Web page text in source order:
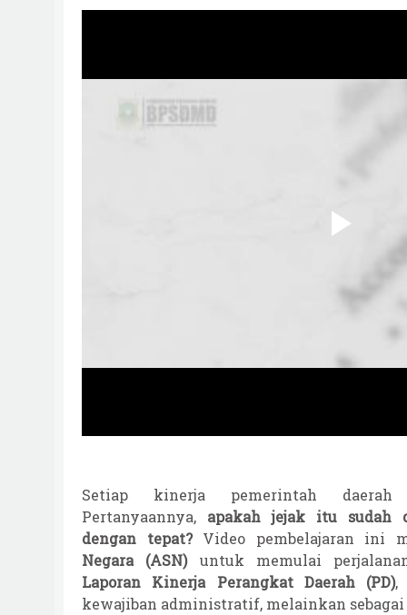
Setiap kinerja pemerintah daerah
Pertanyaannya, apakah jejak itu sudah
dengan tepat?Video pembelajaran ini
Negara (ASN) untuk memulai
Laporan Kinerja Perangkat Daerah (PD),
kewajiban administratif, melainkan sebagai